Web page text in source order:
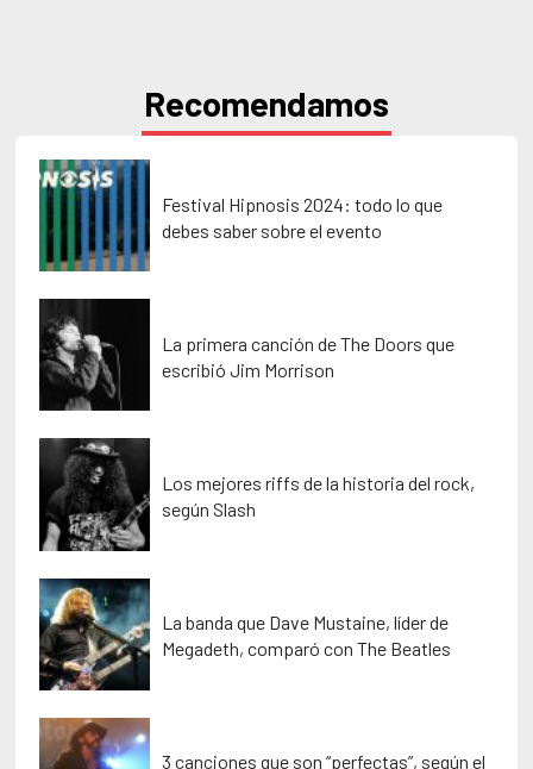
Recomendamos
Festival Hipnosis 2024: todo lo que
debes saber sobre el evento
La primera canción de The Doors que
escribió Jim Morrison
Los mejores riffs de la historia del rock,
según Slash
La banda que Dave Mustaine, líder de
Megadeth, comparó con The Beatles
3 canciones que son “perfectas”, según el